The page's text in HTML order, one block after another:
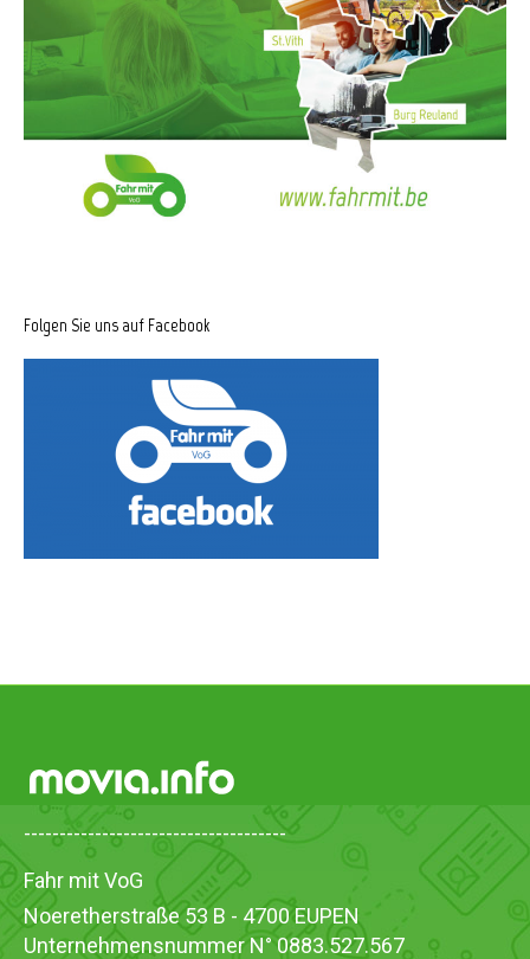
Folgen Sie uns auf Facebook
-------------------------------------
Fahr mit VoG
Noeretherstraße 53 B - 4700 EUPEN
Unternehmensnummer N° 0883.527.567